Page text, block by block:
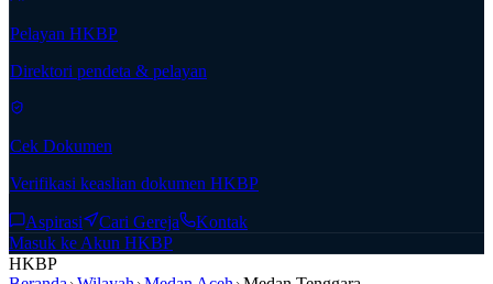
Pelayan HKBP
Direktori pendeta & pelayan
Cek Dokumen
Verifikasi keaslian dokumen HKBP
Aspirasi Cari Gereja
Kontak
Masuk ke Akun HKBP
HKBP